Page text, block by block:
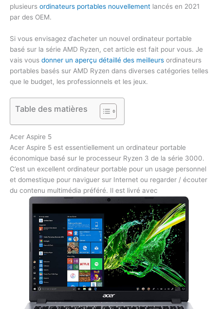
plusieurs ordinateurs portables nouvellement lancés en 2021
par des OEM.
Si vous envisagez d’acheter un nouvel ordinateur portable
basé sur la série AMD Ryzen, cet article est fait pour vous. Je
vais vous donner un aperçu détaillé des meilleurs ordinateurs
portables basés sur AMD Ryzen dans diverses catégories telles
que le budget, les professionnels et les jeux.
Table des matières
Acer Aspire 5
Acer Aspire 5 est essentiellement un ordinateur portable
économique basé sur le processeur Ryzen 3 de la série 3000.
C’est un excellent ordinateur portable pour un usage personnel
et domestique pour naviguer sur Internet ou regarder / écouter
du contenu multimédia préféré. Il est livré avec